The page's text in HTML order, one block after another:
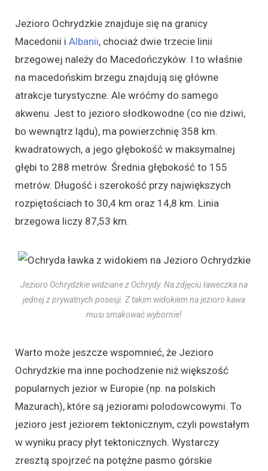
Jezioro Ochrydzkie znajduje się na granicy
Macedonii i Albanii, chociaż dwie trzecie linii
brzegowej należy do Macedończyków. I to właśnie
na macedońskim brzegu znajdują się główne
atrakcje turystyczne. Ale wróćmy do samego
akwenu. Jest to jezioro słodkowodne (co nie dziwi,
bo wewnątrz lądu), ma powierzchnię 358 km.
kwadratowych, a jego głębokość w maksymalnej
głębi to 288 metrów. Średnia głębokość to 155
metrów. Długość i szerokość przy największych
rozpiętościach to 30,4 km oraz 14,8 km. Linia
brzegowa liczy 87,53 km.
Jezioro Ochrydzkie widziane z Ochrydy. Na zdjęciu ławeczka na
jednej z prywatnych posesji. Z takim widokiem na jezioro kawa
musi smakować wybornie!
Warto może jeszcze wspomnieć, że Jezioro
Ochrydzkie ma inne pochodzenie niż większość
popularnych jezior w Europie (np. na polskich
Mazurach), które są jeziorami polodowcowymi. To
jezioro jest jeziorem tektonicznym, czyli powstałym
w wyniku pracy płyt tektonicznych. Wystarczy
zresztą spojrzeć na potężne pasmo górskie